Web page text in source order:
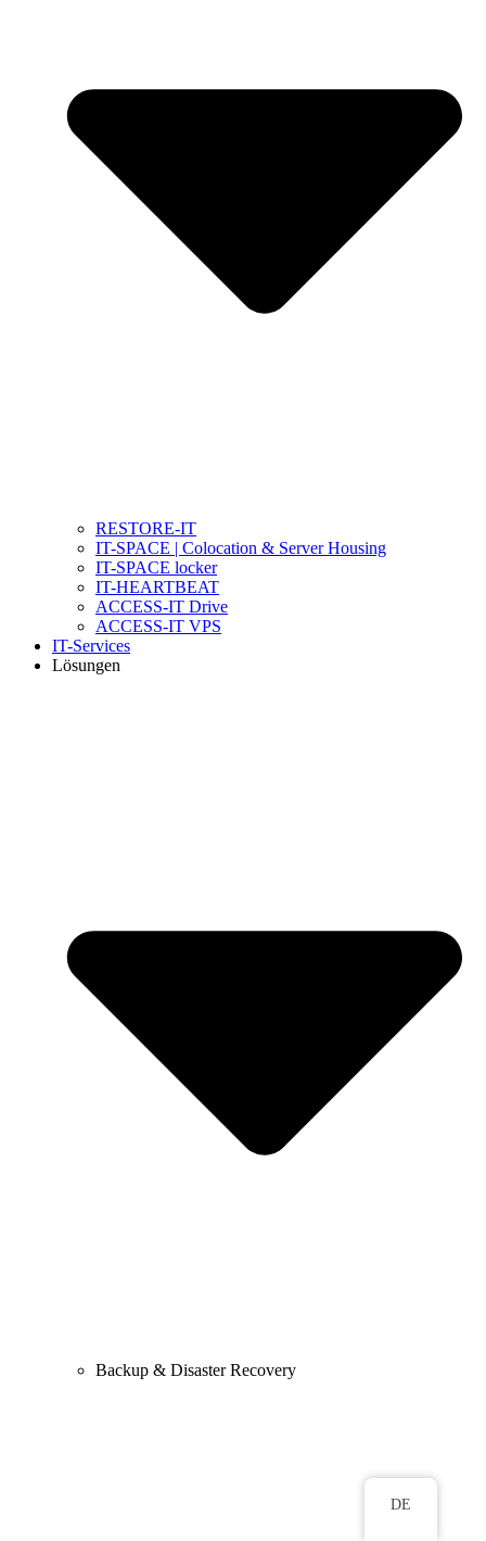
RESTORE-IT
IT-SPACE | Colocation & Server Housing
IT-SPACE locker
IT-HEARTBEAT
ACCESS-IT Drive
ACCESS-IT VPS
IT-Services
Lösungen
Backup & Disaster Recovery
DE